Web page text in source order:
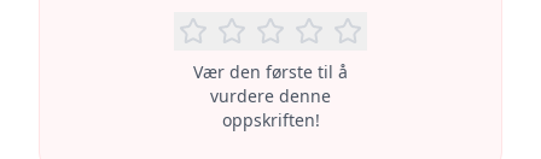
Vær den første til å
vurdere denne
oppskriften!